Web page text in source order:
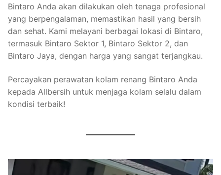
Bintaro Anda akan dilakukan oleh tenaga profesional
yang berpengalaman, memastikan hasil yang bersih
dan sehat. Kami melayani berbagai lokasi di Bintaro,
termasuk Bintaro Sektor 1, Bintaro Sektor 2, dan
Bintaro Jaya, dengan harga yang sangat terjangkau.
Percayakan perawatan kolam renang Bintaro Anda
kepada Allbersih untuk menjaga kolam selalu dalam
kondisi terbaik!